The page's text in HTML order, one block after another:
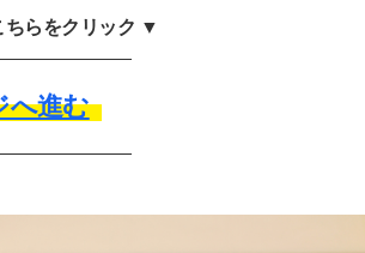
ちらをクリック ▼
へ進む